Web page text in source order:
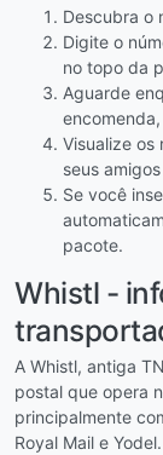
Descubra o
Digite o
no topo da
Aguarde
Visualize os
seus
Se você
pacote.
Whistl -
A Whistl, antiga
postal que opera
principalmente
Royal Mail e